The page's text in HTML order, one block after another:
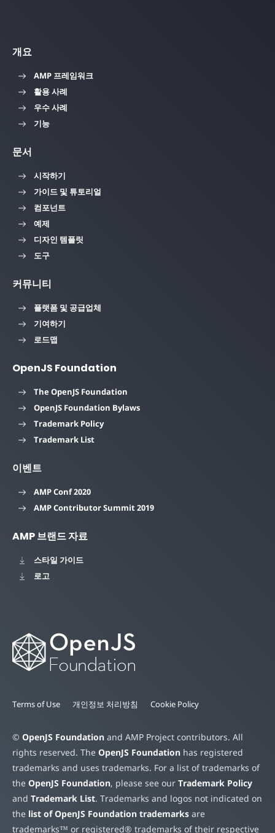
개요
AMP 프레임워크
활용 사례
우수 사례
기능
문서
시작하기
가이드 및 튜토리얼
컴포넌트
예제
디자인 템플릿
도구
커뮤니티
플랫폼 및 공급업체
기여하기
로드맵
OpenJS Foundation
The OpenJS Foundation
OpenJS Foundation Bylaws
Trademark Policy
Trademark List
이벤트
AMP Conf 2020
AMP Contributor Summit 2019
AMP 브랜드 자료
스타일 가이드
로고
Terms of Use 개인정보 처리방침 Cookie Policy
© OpenJS Foundation and AMP Project contributors. All
rights reserved. The OpenJS Foundation has registered
trademarks and uses trademarks. For a list of trademarks of
the OpenJS Foundation, please see our Trademark Policy
and Trademark List. Trademarks and logos not indicated on
the list of OpenJS Foundation trademarks are
trademarks™ or registered® trademarks of their respective